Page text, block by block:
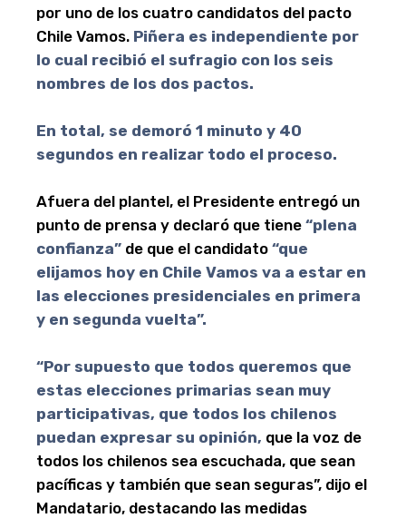
por uno de los cuatro candidatos del pacto
Chile Vamos. Piñera es independiente por
lo cual recibió el sufragio con los seis
nombres de los dos pactos.
En total, se demoró 1 minuto y 40
segundos en realizar todo el proceso.
Afuera del plantel, el Presidente entregó un
punto de prensa y declaró que tiene “plena
confianza” de que el candidato “que
elijamos hoy en Chile Vamos va a estar en
las elecciones presidenciales en primera
y en segunda vuelta”.
“Por supuesto que todos queremos que
estas elecciones primarias sean muy
participativas, que todos los chilenos
puedan expresar su opinión, que la voz de
todos los chilenos sea escuchada, que sean
pacíficas y también que sean seguras”, dijo el
Mandatario, destacando las medidas